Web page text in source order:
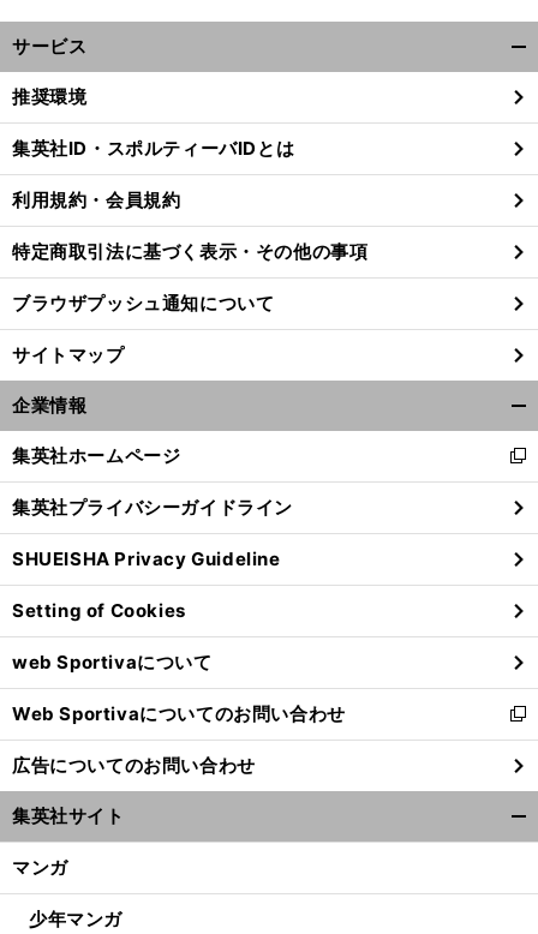
前
サービス
閉
る
推奨環境
集英社ID・スポルティーバIDとは
利用規約・会員規約
特定商取引法に基づく表示・その他の事項
ブラウザプッシュ通知について
サイトマップ
企業情報
閉
る
集英社ホームページ
新
し
い
ウ
ィ
ン
ド
ウ
で
開
く
集英社プライバシーガイドライン
SHUEISHA Privacy Guideline
Setting of Cookies
web Sportivaについて
Web Sportivaについてのお問い合わせ
新
し
い
ウ
ィ
ン
ウ
広告についてのお問い合わせ
集英社サイト
マンガ
少年マンガ